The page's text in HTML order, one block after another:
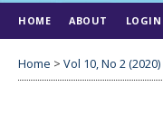
HOME ABOUT LOGIN
Home > Vol 10, No 2 (2020)